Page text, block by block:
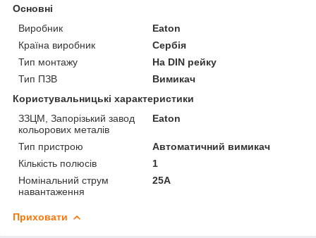
Основні
Виробник
Eaton
Країна виробник
Сербія
Тип монтажу
На DIN рейку
Тип ПЗВ
Вимикач
Користувальницькі характеристики
ЗЗЦМ, Запорізький завод
кольорових металів
Eaton
Тип пристрою
Автоматичний вимикач
Кількість полюсів
1
Номінальний струм
навантаження
25А
Приховати